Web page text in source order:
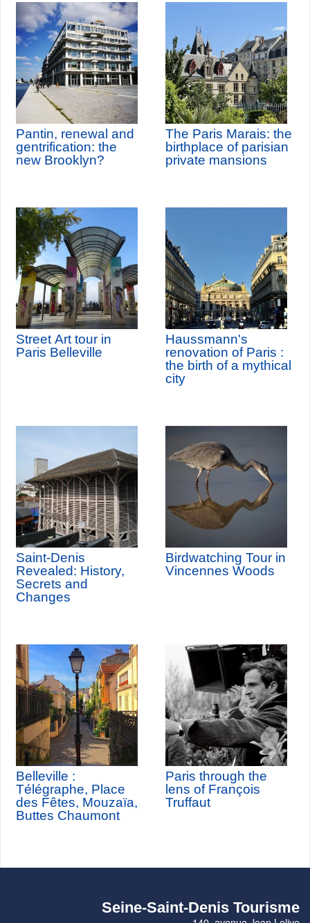
Pantin, renewal and
gentrification: the
new Brooklyn?
The Paris Marais: the
birthplace of parisian
private mansions
Street Art tour in
Paris Belleville
Haussmann's
renovation of Paris :
the birth of a mythical
city
Saint-Denis
Revealed: History,
Secrets and
Changes
Birdwatching Tour in
Vincennes Woods
Belleville :
Télégraphe, Place
des Fêtes, Mouzaïa,
Buttes Chaumont
Paris through the
lens of François
Truffaut
Seine-Saint-Denis Tourisme